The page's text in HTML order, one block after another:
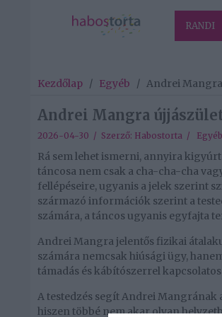
RANDI
Kezdőlap / Egyéb / Andrei
Andrei Mangra
2026-04-30 / Szerző: Habostorta / Egyéb
Rá sem lehet ismerni, annyira
táncosa nem csak a cha-cha-cha
fellépéseire, ugyanis a jelek szerint
származó információk szerint a
számára, a táncos ugyanis egyfajta
Andrei Mangra jelentős fizikai
számára nemcsak hiúsági ügy,
támadás és kábítószerrel
A testedzés segít Andrei Mangrának
hiszen többé nem akar olyan